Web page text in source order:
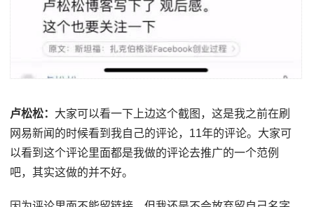
卢松松： 大家可以看一下上边这个截图，这是我之前在刷
网易新闻的时候看到我自己的评论，11年的评论。大家可
以看到这个评论里面都是我做的评论去推广的一个范例
吧，其实这做的并不好。